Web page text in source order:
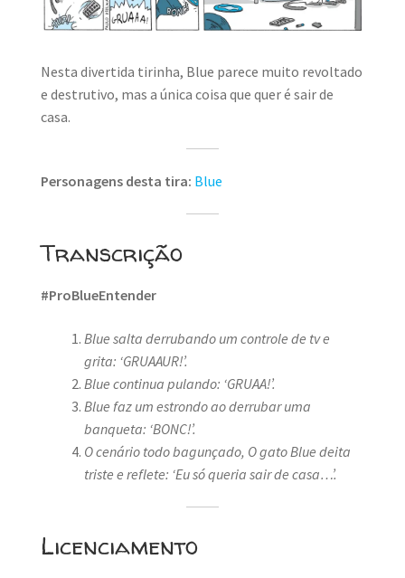
MINHA CONTA
CARRINHO
Search
for:
Nesta divertida tirinha, Blue parece muito revoltado
e destrutivo, mas a única coisa que quer é sair de
casa.
Personagens desta tira: Blue
Transcrição
#ProBlueEntender
Blue salta derrubando um controle de tv e
grita: ‘GRUAAUR!’.
Blue continua pulando: ‘GRUAA!’.
Blue faz um estrondo ao derrubar uma
banqueta: ‘BONC!’.
O cenário todo bagunçado, O gato Blue deita
triste e reflete: ‘Eu só queria sair de casa…’.
Licenciamento